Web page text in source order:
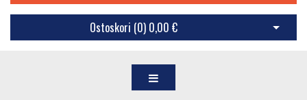
Ostoskori (0) 0,00 € Avaa